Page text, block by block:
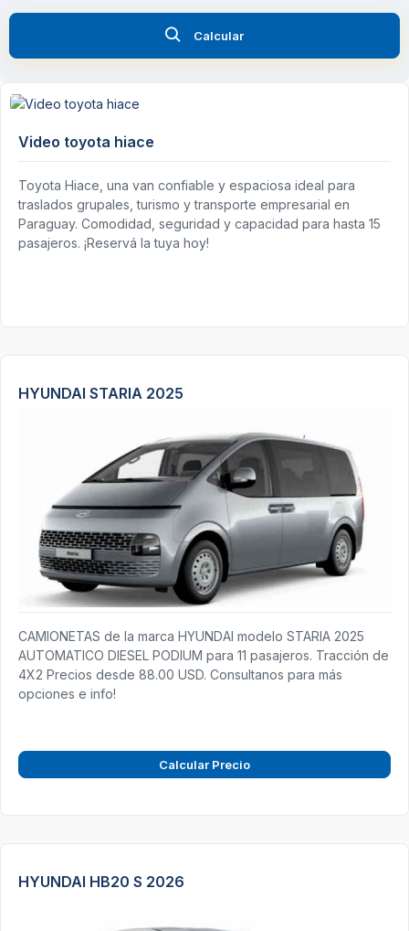
Calcular
Video toyota hiace
Toyota Hiace, una van confiable y espaciosa ideal para
traslados grupales, turismo y transporte empresarial en
Paraguay. Comodidad, seguridad y capacidad para hasta 15
pasajeros. ¡Reservá la tuya hoy!
HYUNDAI STARIA 2025
CAMIONETAS de la marca HYUNDAI modelo STARIA 2025
AUTOMATICO DIESEL PODIUM para 11 pasajeros. Tracción de
4X2 Precios desde 88.00 USD. Consultanos para más
opciones e info!
Calcular Precio
HYUNDAI HB20 S 2026